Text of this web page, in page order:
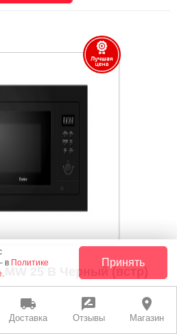
local_shipping
Доставка
rate_review
Отзывы
place
Магазин
25 B Черный (встр)
Глубина: 40, Цвет: Чёрный,
Тип управления: Кнопочный,
в Политике
.
Принять